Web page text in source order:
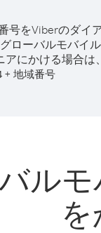
号をViberのダイ
グローバルモバイ
にかける場合は、
+ 地域番号
ル